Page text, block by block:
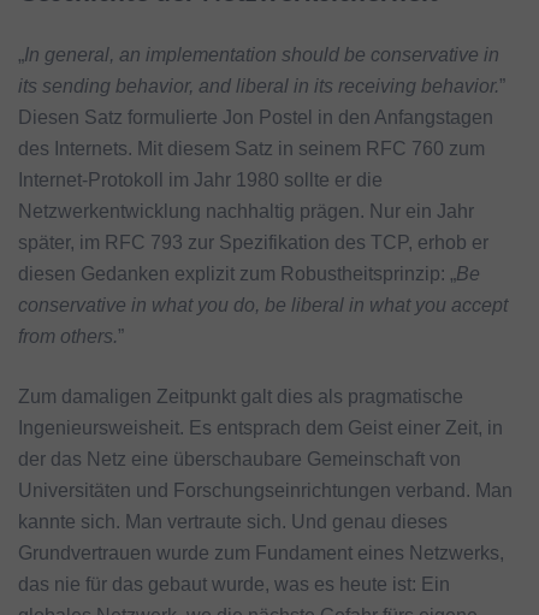
„In general, an implementation should be conservative in
its sending behavior, and liberal in its receiving behavior.”
Diesen Satz formulierte Jon Postel in den Anfangstagen
des Internets. Mit diesem Satz in seinem RFC 760 zum
Internet-Protokoll im Jahr 1980 sollte er die
Netzwerkentwicklung nachhaltig prägen. Nur ein Jahr
später, im RFC 793 zur Spezifikation des TCP, erhob er
diesen Gedanken explizit zum Robustheitsprinzip: „Be
conservative in what you do, be liberal in what you accept
from others.”
Zum damaligen Zeitpunkt galt dies als pragmatische
Ingenieursweisheit. Es entsprach dem Geist einer Zeit, in
der das Netz eine überschaubare Gemeinschaft von
Universitäten und Forschungseinrichtungen verband. Man
kannte sich. Man vertraute sich. Und genau dieses
Grundvertrauen wurde zum Fundament eines Netzwerks,
das nie für das gebaut wurde, was es heute ist: Ein